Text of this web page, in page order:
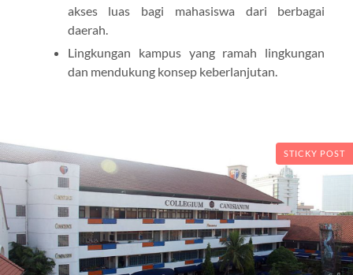
akses luas bagi mahasiswa dari berbagai
daerah.
Lingkungan kampus yang ramah lingkungan
dan mendukung konsep keberlanjutan.
STICKY POST